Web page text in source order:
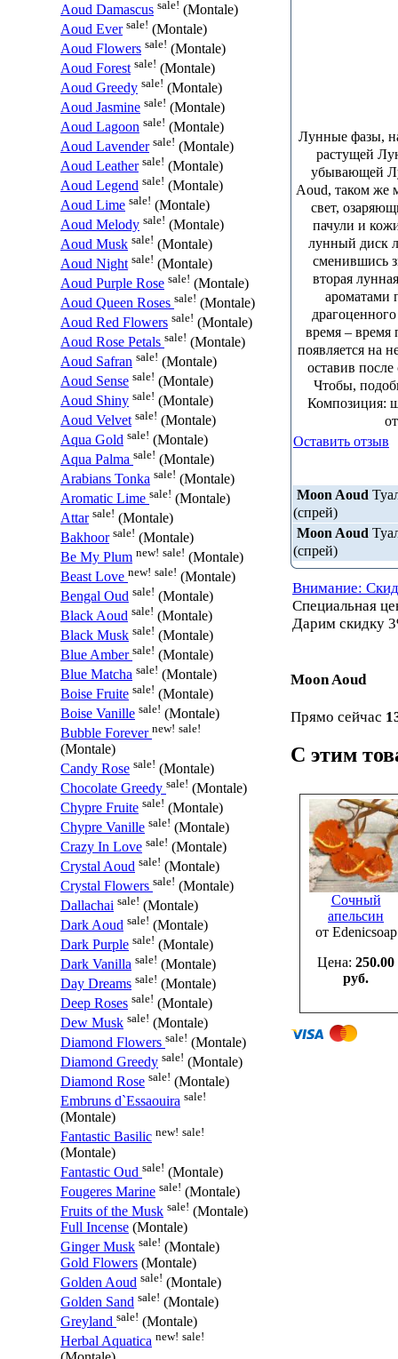
Aoud Damascus sale! (Montale)
Aoud Ever sale! (Montale)
Aoud Flowers sale! (Montale)
Aoud Forest sale! (Montale)
Aoud Greedy sale! (Montale)
Aoud Jasmine sale! (Montale)
Aoud Lagoon sale! (Montale)
Aoud Lavender sale! (Montale)
Aoud Leather sale! (Montale)
Aoud Legend sale! (Montale)
Aoud Lime sale! (Montale)
Aoud Melody sale! (Montale)
Aoud Musk sale! (Montale)
Aoud Night sale! (Montale)
Aoud Purple Rose sale! (Montale)
Aoud Queen Roses sale! (Montale)
Aoud Red Flowers sale! (Montale)
Aoud Rose Petals sale! (Montale)
Aoud Safran sale! (Montale)
Aoud Sense sale! (Montale)
Aoud Shiny sale! (Montale)
Aoud Velvet sale! (Montale)
Aqua Gold sale! (Montale)
Aqua Palma sale! (Montale)
Arabians Tonka sale! (Montale)
Aromatic Lime sale! (Montale)
Attar sale! (Montale)
Bakhoor sale! (Montale)
Be My Plum new! sale! (Montale)
Beast Love new! sale! (Montale)
Bengal Oud sale! (Montale)
Black Aoud sale! (Montale)
Black Musk sale! (Montale)
Blue Amber sale! (Montale)
Blue Matcha sale! (Montale)
Boise Fruite sale! (Montale)
Boise Vanille sale! (Montale)
Bubble Forever new! sale!
(Montale)
Candy Rose sale! (Montale)
Chocolate Greedy sale! (Montale)
Chypre Fruite sale! (Montale)
Chypre Vanille sale! (Montale)
Crazy In Love sale! (Montale)
Crystal Aoud sale! (Montale)
Crystal Flowers sale! (Montale)
Dallachai sale! (Montale)
Dark Aoud sale! (Montale)
Dark Purple sale! (Montale)
Dark Vanilla sale! (Montale)
Day Dreams sale! (Montale)
Deep Roses sale! (Montale)
Dew Musk sale! (Montale)
Diamond Flowers sale! (Montale)
Diamond Greedy sale! (Montale)
Diamond Rose sale! (Montale)
Embruns d`Essaouira sale!
(Montale)
Fantastic Basilic new! sale!
(Montale)
Fantastic Oud sale! (Montale)
Fougeres Marine sale! (Montale)
Fruits of the Musk sale! (Montale)
Full Incense (Montale)
Ginger Musk sale! (Montale)
Gold Flowers (Montale)
Golden Aoud sale! (Montale)
Golden Sand sale! (Montale)
Greyland sale! (Montale)
Herbal Aquatica new! sale!
Лунные фазы,
растущей
убывающей
Aoud, таком же
свет,
пачули и
лунный диск
сменившись
вторая
ароматами
драгоценного
время – время
появляется на
оставив
Чтобы,
Композиция:
Оставить отзыв
Moon Aoud
(спрей)
Moon Aoud
(спрей)
Внимание:
Специальная
Дарим скидку
Moon Aoud
Прямо сейчас
С этим
Сочный
апельсин
от Edenicsoap
Цена: 250.00
руб.